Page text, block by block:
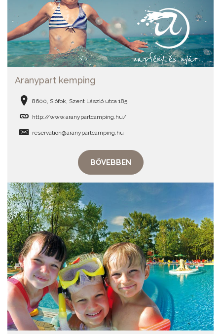
Aranypart kemping
8600, Siófok, Szent László utca 185.
http://www.aranypartcamping.hu/
reservation@aranypartcamping.hu
BŐVEBBEN